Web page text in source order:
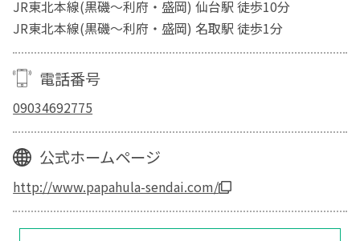
JR東北本線(黒磯～利府・盛岡) 仙台駅 徒歩10分
JR東北本線(黒磯～利府・盛岡) 名取駅 徒歩1分
電話番号
09034692775
公式ホームページ
http://www.papahula-sendai.com/